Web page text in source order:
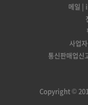
메일
사업
통신판매업신
Copyright ©